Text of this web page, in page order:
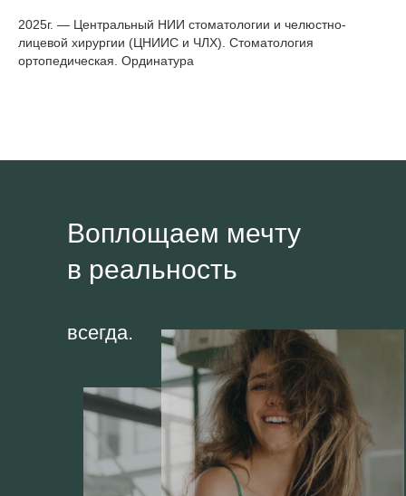
2025г. — Центральный НИИ стоматологии и челюстно-
лицевой хирургии (ЦНИИС и ЧЛХ). Стоматология
ортопедическая. Ординатура
Воплощаем мечту
в реальность
всегда.